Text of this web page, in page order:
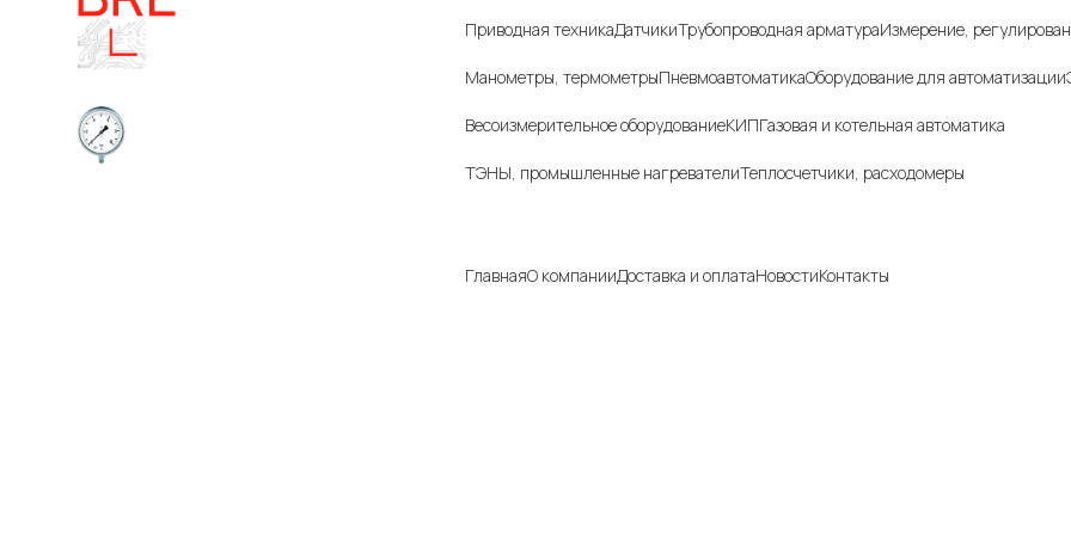
Приводная техникаДатчикиТрубопроводная арматураИзмерение,
Манометры, термометрыПневмоавтоматикаОборудование для автоматизации
Весоизмерительное оборудованиеКИПГазовая и котельная автоматика
ТЭНЫ, промышленные нагревателиТеплосчетчики, расходомеры
ГлавнаяО компанииДоставка и оплатаНовостиКонтакты